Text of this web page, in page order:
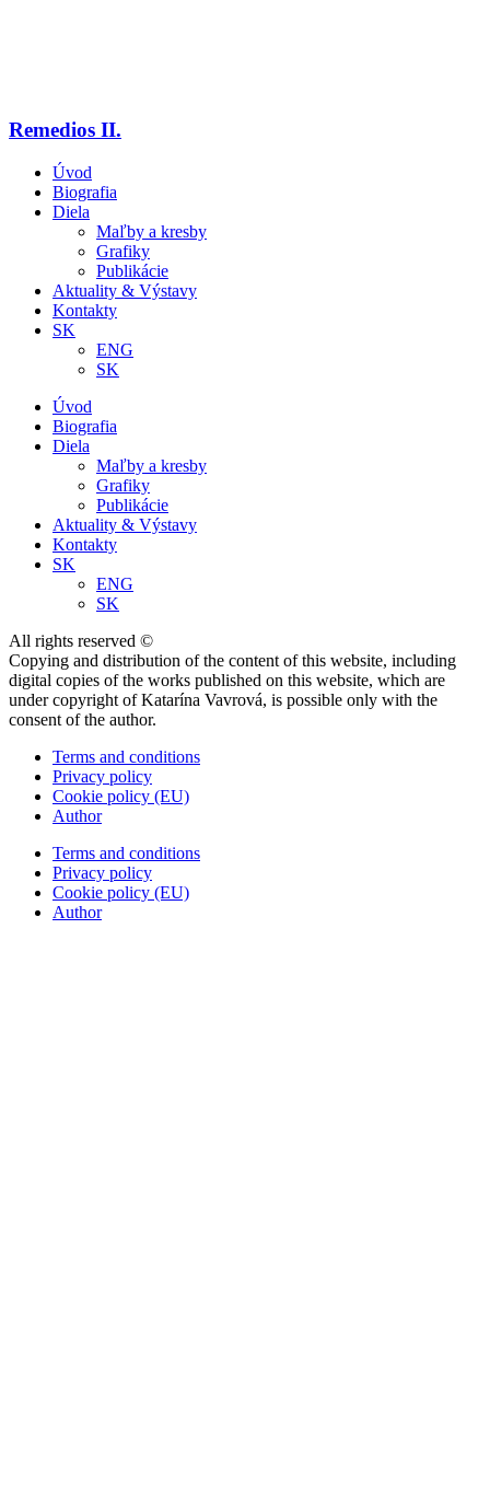
Remedios II.
Úvod
Biografia
Diela
Maľby a kresby
Grafiky
Publikácie
Aktuality & Výstavy
Kontakty
SK
ENG
SK
Úvod
Biografia
Diela
Maľby a kresby
Grafiky
Publikácie
Aktuality & Výstavy
Kontakty
SK
ENG
SK
All rights reserved ©
Copying and distribution of the content of this website, including
digital copies of the works published on this website, which are
under copyright of Katarína Vavrová, is possible only with the
consent of the author.
Terms and conditions
Privacy policy
Cookie policy (EU)
Author
Terms and conditions
Privacy policy
Cookie policy (EU)
Author